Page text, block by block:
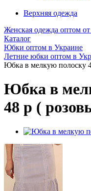
Верхняя одежда
Женская одежда оптом
Каталог
Юбки оптом в Украине
Летние юбки оптом в
Юбка в мелкую полоску
Юбка в
48 р (